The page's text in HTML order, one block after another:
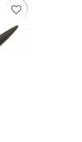
favorite_border